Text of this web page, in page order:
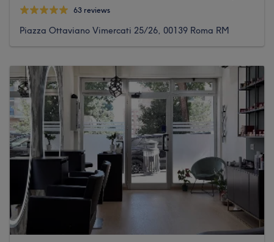
63 reviews
Piazza Ottaviano Vimercati 25/26, 00139 Roma RM